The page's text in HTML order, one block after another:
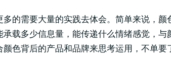
的需要大量的实践去体会。简单来说，
载多少信息量，能传递什么情绪感觉，
色背后的产品和品牌来思考运用，不单要